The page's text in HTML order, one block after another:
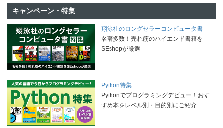
キャンペーン・特集
翔泳社のロングセラーコンピュータ書
名著多数！売れ筋のハイエンド書籍を
SEshopが厳選
Python特集
Pythonでプログラミングデビュー！おす
すめ本をレベル別・目的別にご紹介